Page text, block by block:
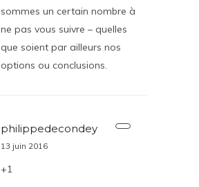
sommes un certain nombre à
ne pas vous suivre – quelles
que soient par ailleurs nos
options ou conclusions.
philippedecondey
13 juin 2016
+1